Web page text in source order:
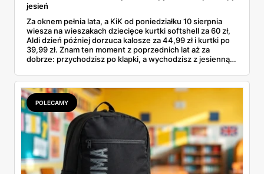
jesień
Za oknem pełnia lata, a KiK od poniedziałku 10 sierpnia
wiesza na wieszakach dziecięce kurtki softshell za 60 zł,
Aldi dzień później dorzuca kalosze za 44,99 zł i kurtki po
39,99 zł. Znam ten moment z poprzednich lat aż za
dobrze: przychodzisz po klapki, a wychodzisz z jesienną
pojawi się w gazetkach w przyszłym tygodniu i czy jest
sens kupować jesień, zanim skończą się wakacje.
POLECAMY